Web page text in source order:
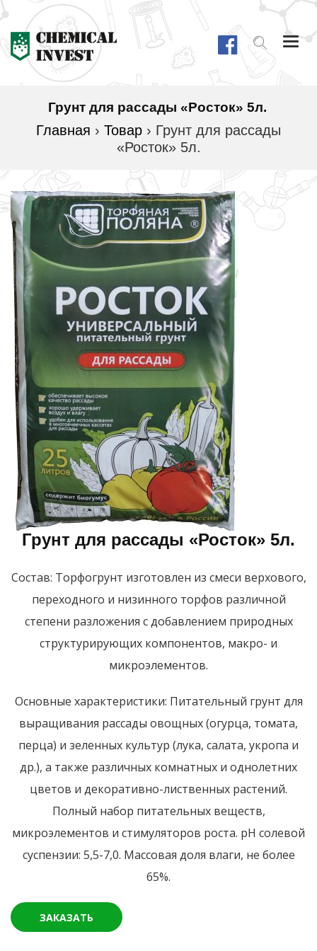
Грунт для рассады «Росток» 5л.
Главная › Товар › Грунт для рассады
«Росток» 5л.
Грунт для рассады «Росток» 5л.
Состав: Торфогрунт изготовлен из смеси верхового,
переходного и низинного торфов различной
степени разложения с добавлением природных
структурирующих компонентов, макро- и
микроэлементов.
Основные характеристики: Питательный грунт для
выращивания рассады овощных (огурца, томата,
перца) и зеленных культур (лука, салата, укропа и
др.), а также различных комнатных и однолетних
цветов и декоративно-лиственных растений.
Полный набор питательных веществ,
микроэлементов и стимуляторов роста. рН солевой
суспензии: 5,5-7,0. Массовая доля влаги, не более
65%.
ЗАКАЗАТЬ